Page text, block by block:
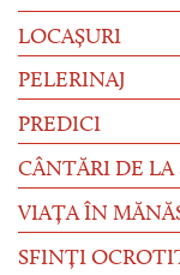
LOCAȘURI
PELERINAJ
PREDICI
CÂNTĂRI DE
VIAȚA ÎN
SFINȚI